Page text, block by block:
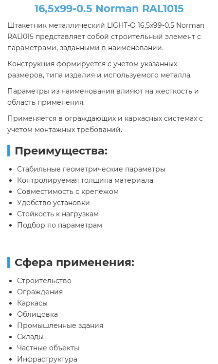
16,5х99-0.5 Norman RAL1015
Штакетник металлический LIGHT-O 16,5х99-0.5 Norman
RAL1015 представляет собой строительный элемент с
параметрами, заданными в наименовании.
Конструкция формируется с учетом указанных
размеров, типа изделия и используемого металла.
Параметры из наименования влияют на жесткость и
область применения.
Применяется в ограждающих и каркасных системах с
учетом монтажных требований.
Преимущества:
Стабильные геометрические параметры
Контролируемая толщина материала
Совместимость с крепежом
Удобство установки
Стойкость к нагрузкам
Подбор по параметрам
Сфера применения:
Строительство
Ограждения
Каркасы
Облицовка
Промышленные здания
Склады
Частные объекты
Инфраструктура